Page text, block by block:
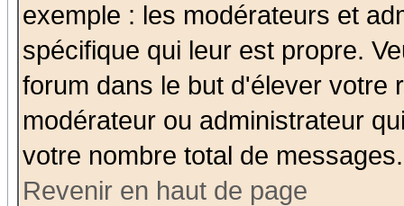
exemple : les modérateurs et
spécifique qui leur est propre.
forum dans le but d'élever votre
modérateur ou administrateur
votre nombre total de messages.
Revenir en haut de page